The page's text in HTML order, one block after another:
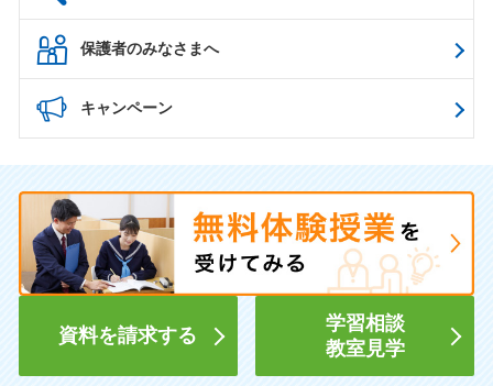
保護者のみなさまへ
キャンペーン
資料を請求する
学習相談
教室見学